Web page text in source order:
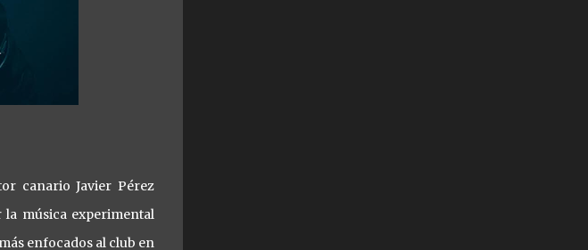
canario Javier Pérez
música experimental
enfocados al club en